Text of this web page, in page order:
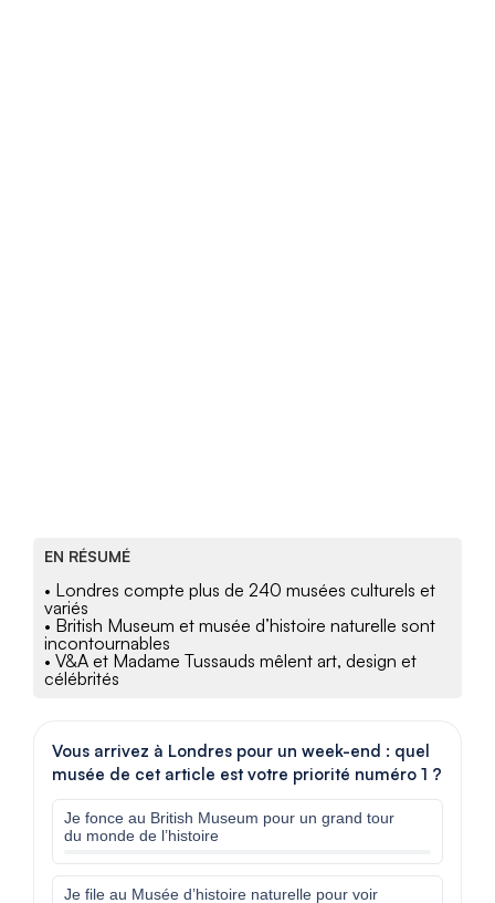
EN RÉSUMÉ
• Londres compte plus de 240 musées culturels et
variés
• British Museum et musée d’histoire naturelle sont
incontournables
• V&A et Madame Tussauds mêlent art, design et
célébrités
Vous arrivez à Londres pour un week-end : quel
musée de cet article est votre priorité numéro 1 ?
Je fonce au British Museum pour un grand tour
du monde de l’histoire
Je file au Musée d’histoire naturelle pour voir